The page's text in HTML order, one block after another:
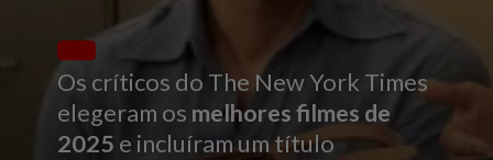
Os críticos do The New York Times
elegeram os melhores filmes de
2025 e incluíram um título